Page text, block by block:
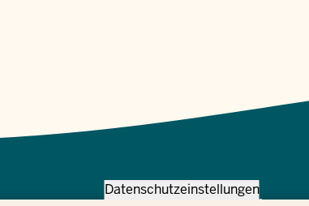
Datenschutzeinstellungen
MetaContactați-ne